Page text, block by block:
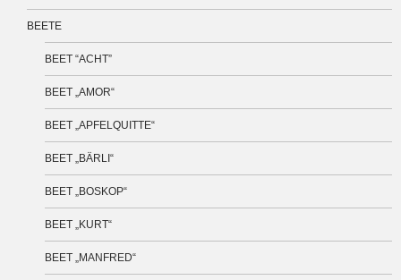
BEETE
BEET “ACHT”
BEET „AMOR“
BEET „APFELQUITTE“
BEET „BÄRLI“
BEET „BOSKOP“
BEET „KURT“
BEET „MANFRED“